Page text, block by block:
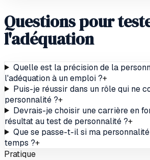
Questions pour
l'adéquation
Quelle est la précision de la
l'adéquation à un emploi ?+
Puis-je réussir dans un rôle qui ne
personnalité ?+
Devrais-je choisir une carrière en
résultat au test de personnalité ?+
Que se passe-t-il si ma
temps ?+
Pratique